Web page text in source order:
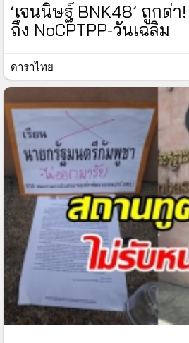
‘เจนนิษฐ์ BNK48’ ถูกด่
ถึง NoCPTPP-วันเฉลิม
ดาราไทย